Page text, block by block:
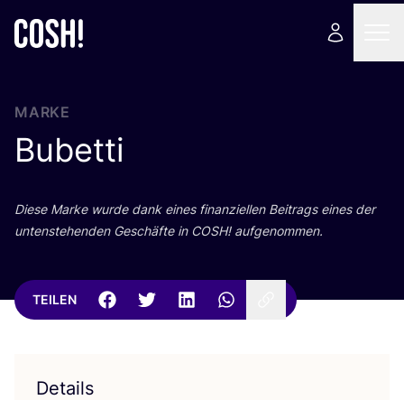
MARKE
Bubetti
Die­se Mar­ke wur­de dank eines finan­zi­el­len Bei­trags eines der
unten­ste­hen­den Geschäf­te in COSH! aufgenommen.
TEILEN
Details